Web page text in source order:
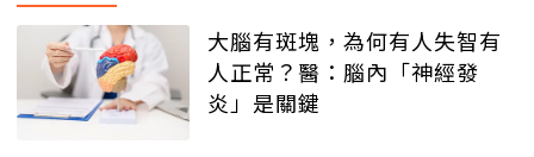
大腦有斑塊，為何有人失智有
人正常？醫：腦內「神經發
炎」是關鍵